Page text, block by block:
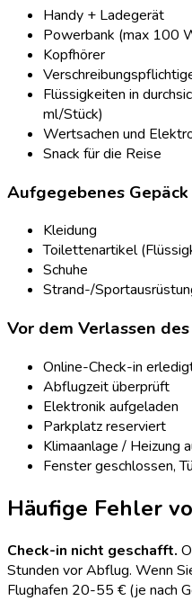
Handy + Ladegerät
Powerbank (max 100
Kopfhörer
Flüssigkeiten in
ml/Stück)
Wertsachen und
Snack für die Reise
Aufgegebenes Gepäck
Kleidung
Toilettenartikel
Schuhe
Strand-/
Vor dem Verlassen
Online-Check-in
Abflugzeit überprüft
Elektronik aufgeladen
Parkplatz reserviert
Klimaanlage / Heizung
Fenster geschlossen,
Häufige Fehler
Check-in nicht geschafft.
Stunden vor Abflug. Wenn
Flughafen 20-55 € (je nach